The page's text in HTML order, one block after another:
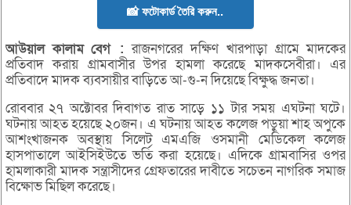
📸 ফটোকার্ড তৈরি করুন..
আউয়াল কালাম বেগ: রাজনগরের দক্ষিণ খারপাড়া গ্রামে মাদকের
প্রতিবাদ করায় গ্রামবাসীর উপর হামলা করেছে মাদকসেবীরা। এর
প্রতিবাদে মাদক ব্যবসায়ীর বাড়িতে আ-গু-ন দিয়েছে বিক্ষুদ্ধ জনতা।
রোববার ২৭ অক্টোবর দিবাগত রাত সাড়ে ১১ টার সময় এঘটনা ঘটে।
ঘটনায় আহত হয়েছে ২০জন। এ ঘটনায় আহত কলেজ পড়ুয়া শাহ অপুকে
আশংখাজনক অবস্থায় সিলেট এমএজি ওসমানী মেডিকেল কলেজ
হাসপাতালে আইসিইউতে ভর্তি করা হয়েছে। এদিকে গ্রামবাসির ওপর
হামলাকারী মাদক সন্ত্রাসীদের গ্রেফতারের দাবীতে সচেতন নাগরিক সমাজ
বিক্ষোভ মিছিল করেছে।